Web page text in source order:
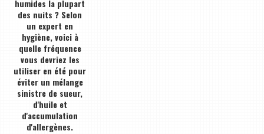
humides la plupart
des nuits ? Selon
un expert en
hygiène, voici à
quelle fréquence
vous devriez les
utiliser en été pour
éviter un mélange
sinistre de sueur,
d'huile et
d'accumulation
d'allergènes.